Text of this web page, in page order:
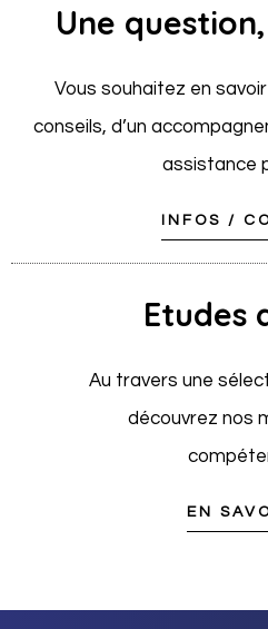
Une
Vous souhaitez en
conseils, d’un
assistance
INFOS /
Etudes
Au travers une
découvrez nos
EN